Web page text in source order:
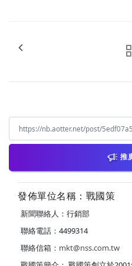
推
發佈單位名稱：戰國策
新聞聯絡人：行銷部
聯絡電話：4499314
聯絡信箱： mkt@nss.com.tw